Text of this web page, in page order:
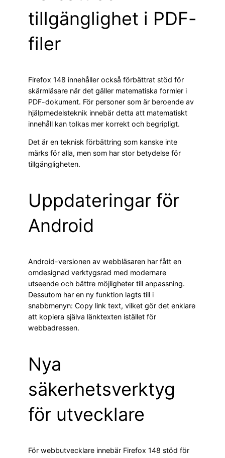
tillgänglighet i PDF-
filer
Firefox 148 innehåller också förbättrat stöd för
skärmläsare när det gäller matematiska formler i
PDF-dokument. För personer som är beroende av
hjälpmedelsteknik innebär detta att matematiskt
innehåll kan tolkas mer korrekt och begripligt.
Det är en teknisk förbättring som kanske inte
märks för alla, men som har stor betydelse för
tillgängligheten.
Uppdateringar för
Android
Android-versionen av webbläsaren har fått en
omdesignad verktygsrad med modernare
utseende och bättre möjligheter till anpassning.
Dessutom har en ny funktion lagts till i
snabbmenyn: Copy link text, vilket gör det enklare
att kopiera själva länktexten istället för
webbadressen.
Nya
säkerhetsverktyg
för utvecklare
För webbutvecklare innebär Firefox 148 stöd för